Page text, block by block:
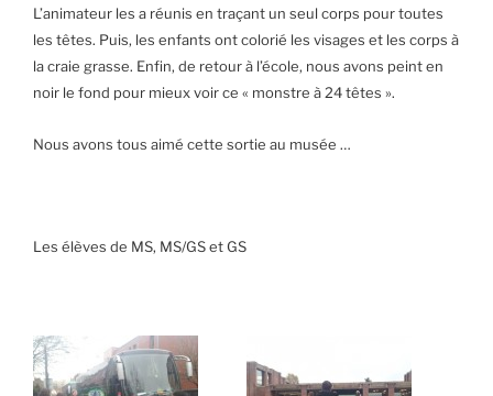
L’animateur les a réunis en traçant un seul corps pour toutes
les têtes. Puis, les enfants ont colorié les visages et les corps à
la craie grasse. Enfin, de retour à l’école, nous avons peint en
noir le fond pour mieux voir ce « monstre à 24 têtes ».
Nous avons tous aimé cette sortie au musée …
Les élèves de MS, MS/GS et GS